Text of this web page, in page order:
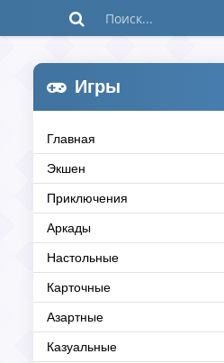
Игры
Главная
Экшен
Приключения
Аркады
Настольные
Карточные
Азартные
Казуальные